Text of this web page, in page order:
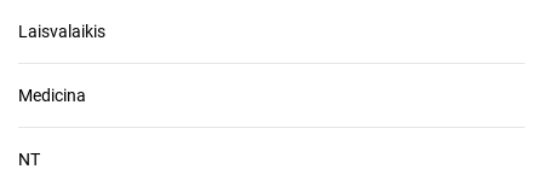
Laisvalaikis
Medicina
NT